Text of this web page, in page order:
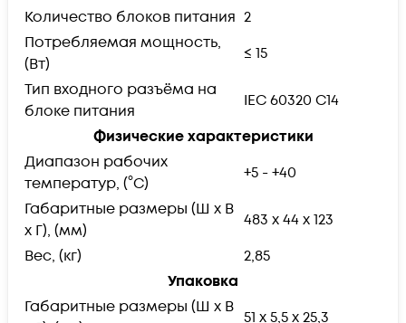
Количество блоков питания 2
Потребляемая мощность,
(Вт)
≤ 15
Тип входного разъёма на
блоке питания
IEC 60320 C14
Физические характеристики
Диапазон рабочих
температур, (°С)
+5 - +40
Габаритные размеры (Ш х В
х Г), (мм)
483 х 44 х 123
Вес, (кг)
2,85
Упаковка
Габаритные размеры (Ш х В
51 х 5,5 х 25,3